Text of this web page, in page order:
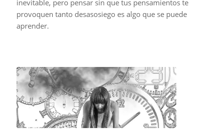
inevitable, pero pensar sin que tus pensamientos te
provoquen tanto desasosiego es algo que se puede
aprender.